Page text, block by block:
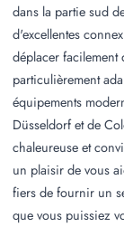
dans la partie sud
d'excellentes
déplacer
particulièrement
équipements
Düsseldorf et de
chaleureuse et
un plaisir de vous
fiers de fournir un
que vous puissiez